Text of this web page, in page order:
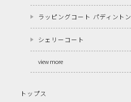
ラッピングコート パディントン
シェリーコート
view more
トップス